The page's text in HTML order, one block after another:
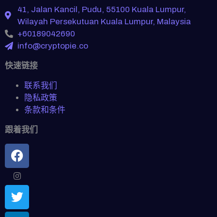
41, Jalan Kancil, Pudu, 55100 Kuala Lumpur,
Wilayah Persekutuan Kuala Lumpur, Malaysia
+60189042690
info@cryptopie.co
快速链接
联系我们
隐私政策
条款和条件
跟着我们